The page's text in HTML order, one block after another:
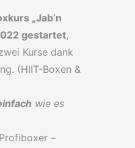
„Jab’n
gestartet,
Kurse dank
(HIIT-Boxen &
wie es
–